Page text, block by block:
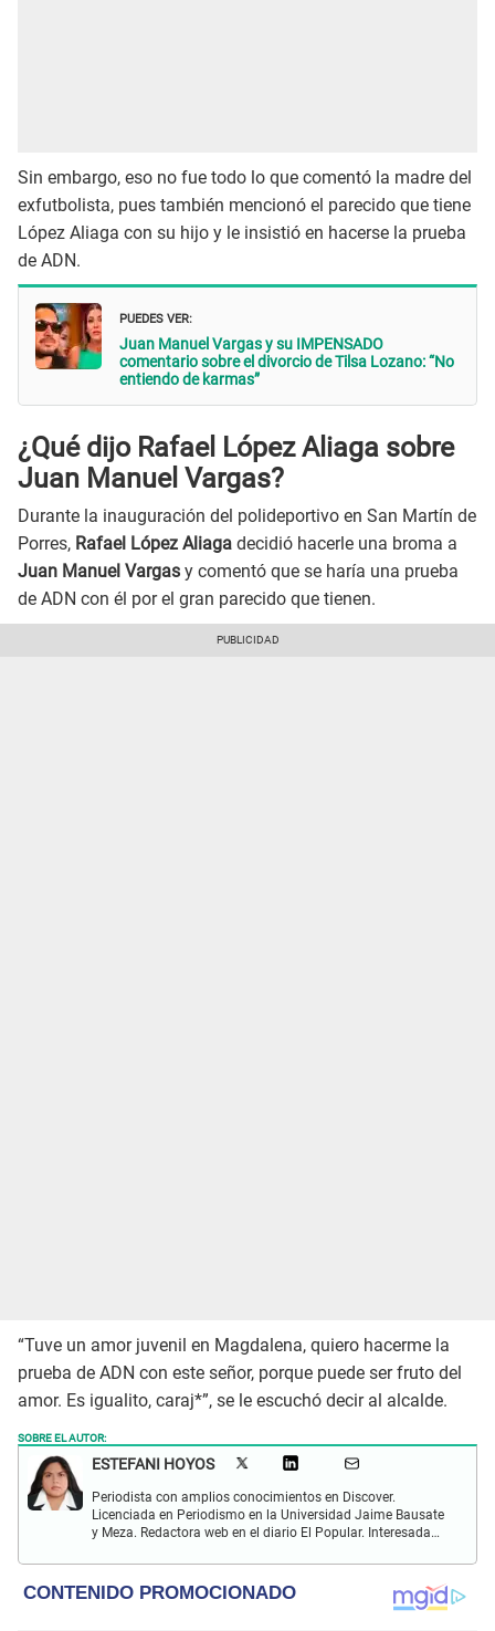
Sin embargo, eso no fue todo lo que comentó la madre del
exfutbolista, pues también mencionó el parecido que tiene
López Aliaga con su hijo y le insistió en hacerse la prueba
de ADN.
PUEDES VER:
Juan Manuel Vargas y su IMPENSADO
comentario sobre el divorcio de Tilsa Lozano: “No
entiendo de karmas”
¿Qué dijo Rafael López Aliaga sobre
Juan Manuel Vargas?
Durante la inauguración del polideportivo en San Martín de
Porres, Rafael López Aliaga decidió hacerle una broma a
Juan Manuel Vargas y comentó que se haría una prueba
de ADN con él por el gran parecido que tienen.
“Tuve un amor juvenil en Magdalena, quiero hacerme la
prueba de ADN con este señor, porque puede ser fruto del
amor. Es igualito, caraj*”, se le escuchó decir al alcalde.
SOBRE EL AUTOR:
ESTEFANI HOYOS
Periodista con amplios conocimientos en Discover.
Licenciada en Periodismo en la Universidad Jaime Bausate
y Meza. Redactora web en el diario El Popular. Interesada
internacional; tendencias, películas y series.